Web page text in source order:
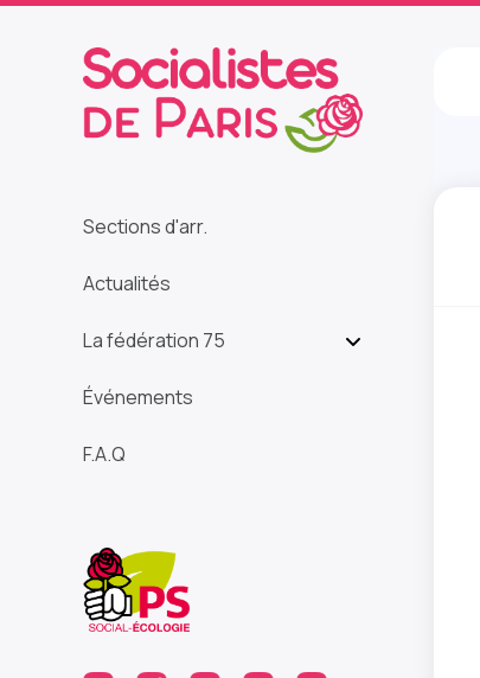
Sections d'arr.
Actualités
La fédération 75
Événements
F.A.Q